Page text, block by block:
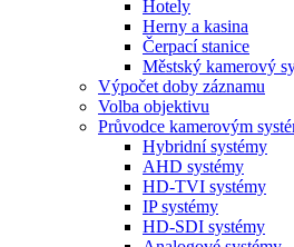
Hotely
Herny a kasina
Čerpací stanice
Městský kamerový
Výpočet doby záznamu
Volba objektivu
Průvodce kamerovým
Hybridní systémy
AHD systémy
HD-TVI systémy
IP systémy
HD-SDI systémy